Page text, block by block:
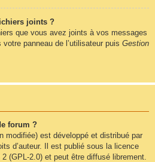
joints ?
que vous avez joints à vos messages
panneau de l’utilisateur puis Gestion
forum ?
modifiée) est développé et distribué par
d’auteur. Il est publié sous la licence
(GPL-2.0) et peut être diffusé librement.